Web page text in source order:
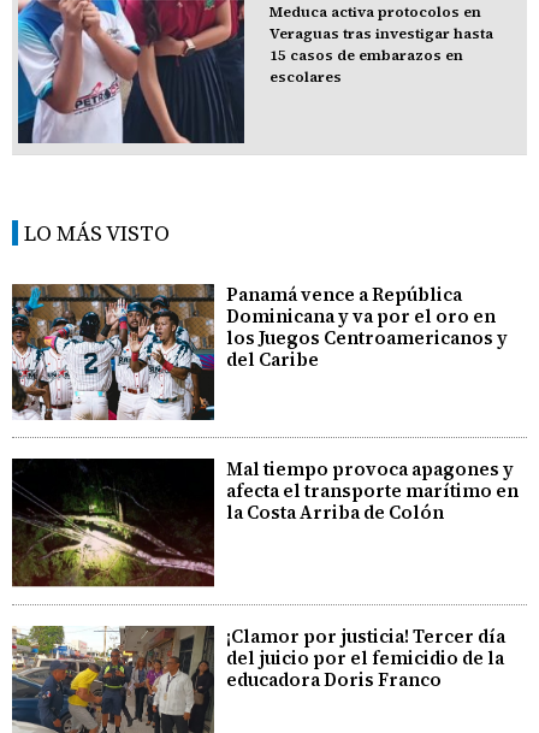
Meduca activa protocolos en
Veraguas tras investigar hasta
15 casos de embarazos en
escolares
LO MÁS VISTO
Panamá vence a República
Dominicana y va por el oro en
los Juegos Centroamericanos y
del Caribe
Mal tiempo provoca apagones y
afecta el transporte marítimo en
la Costa Arriba de Colón
¡Clamor por justicia! Tercer día
del juicio por el femicidio de la
educadora Doris Franco